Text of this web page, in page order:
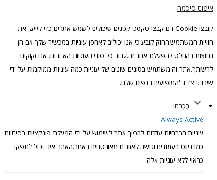
איפוס סיסמה
קובצי Cookie הם קבצי טקסט קטנים שיכולים לשמש אתרים כדי לייעל את
חוויית המשתמש.החוק קובע כי אנו יכולים לאחסן עוגיות במכשיר שלך אם הן
נחוצות בהחלט להפעלת אתר זה.עבור כל סוגי העוגיות האחרים, אנו זקוקים
לרשותך.אתר זה משתמש בסוגים שונים של עוגיות.כמה עוגיות ממוקמות על ידי
שירותי צד ג 'המופיעים בדפים שלנו.
הֶכְרֵחִי
Always Active
עוגיות הכרחיות עוזרות להפוך אתר לשימוש על ידי הפעלת פונקציות בסיסיות
כמו ניווט בעמודים וגישה לאזורים מאובטחים באתר.האתר אינו יכול לתפקד
כראוי ללא עוגיות אלה.